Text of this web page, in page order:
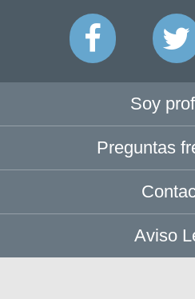
Soy
Preguntas
Aviso